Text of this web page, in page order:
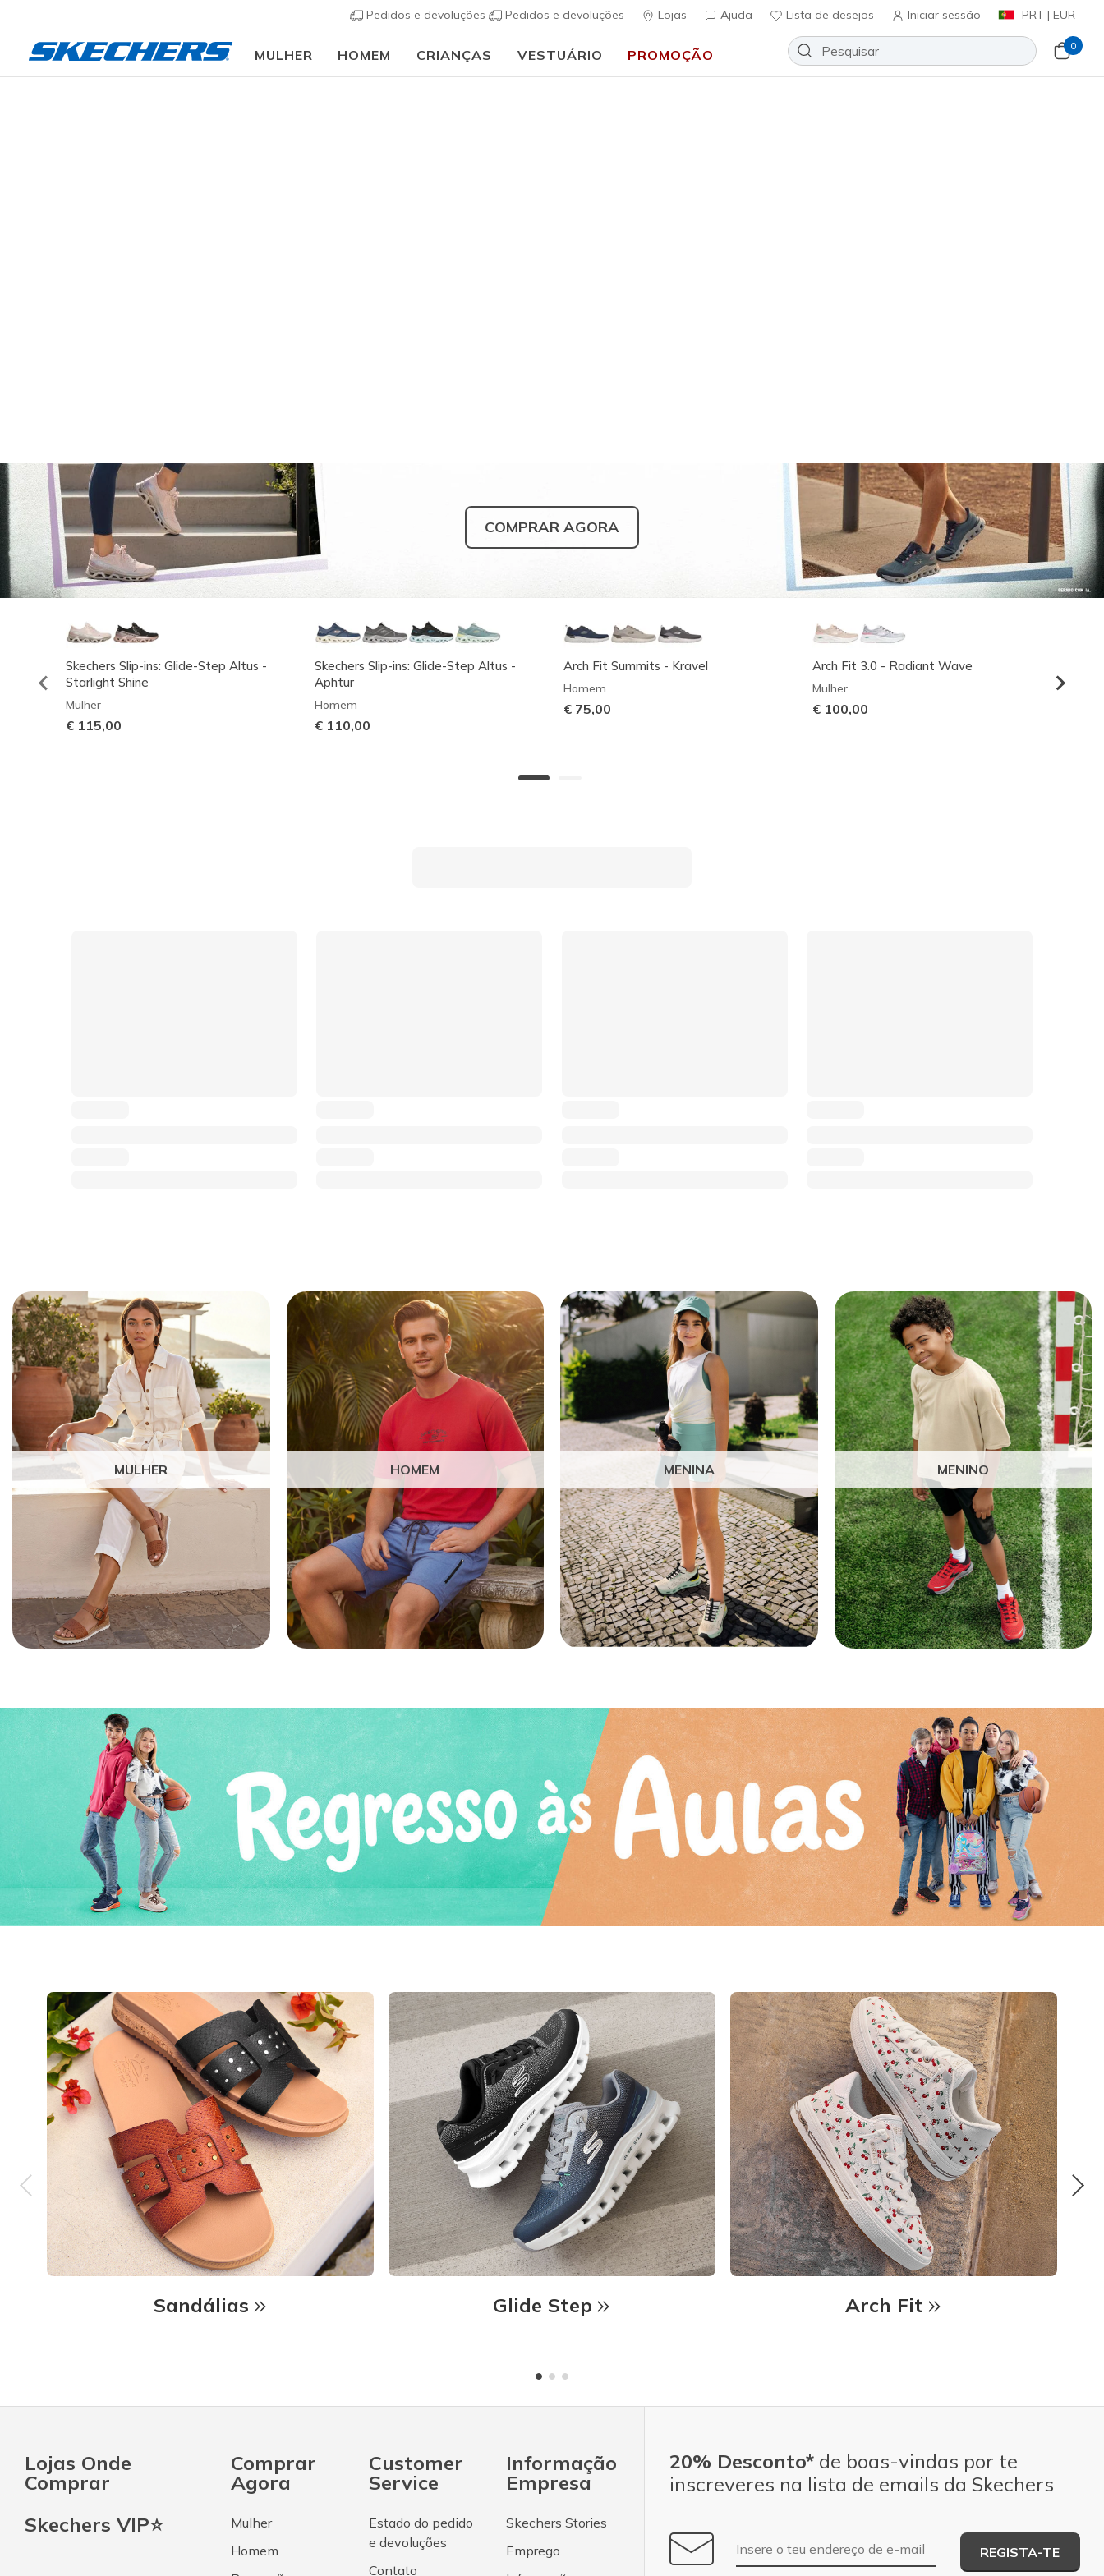
Pedidos e devoluções Pedidos e devoluções Lojas Ajuda Lista de desejos Iniciar sessão PRT | EUR
MULHER HOMEM CRIANÇAS VESTUÁRIO PROMOÇÃO
0
COMPRAR AGORA
Skechers Slip-ins: Glide-Step Altus -
Starlight Shine
Mulher
€ 115,00
Skechers Slip-ins: Glide-Step Altus -
Aphtur
Homem
€ 110,00
Arch Fit Summits - Kravel
Homem
€ 75,00
Arch Fit 3.0 - Radiant Wave
Mulher
€ 100,00
Homem
MULHER HOMEM MENINA MENINO
Sandálias Glide Step Arch Fit
Lojas Onde
Comprar
Skechers VIP⭐
Comprar
Agora
Mulher
Homem
Customer
Service
Estado do pedido
e devoluções
Contato
Informação
Empresa
Skechers Stories
Emprego
20% Desconto* de boas-vindas por te
inscreveres na lista de emails da Skechers
Endereço de e-mail
REGISTA-TE